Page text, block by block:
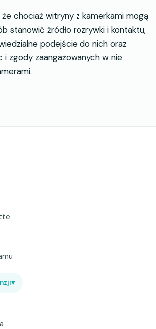
że chociaż witryny z kamerkami mogą
stanowić źródło rozrywki i kontaktu,
podejście do nich oraz
i zgody zaangażowanych w nie
▾